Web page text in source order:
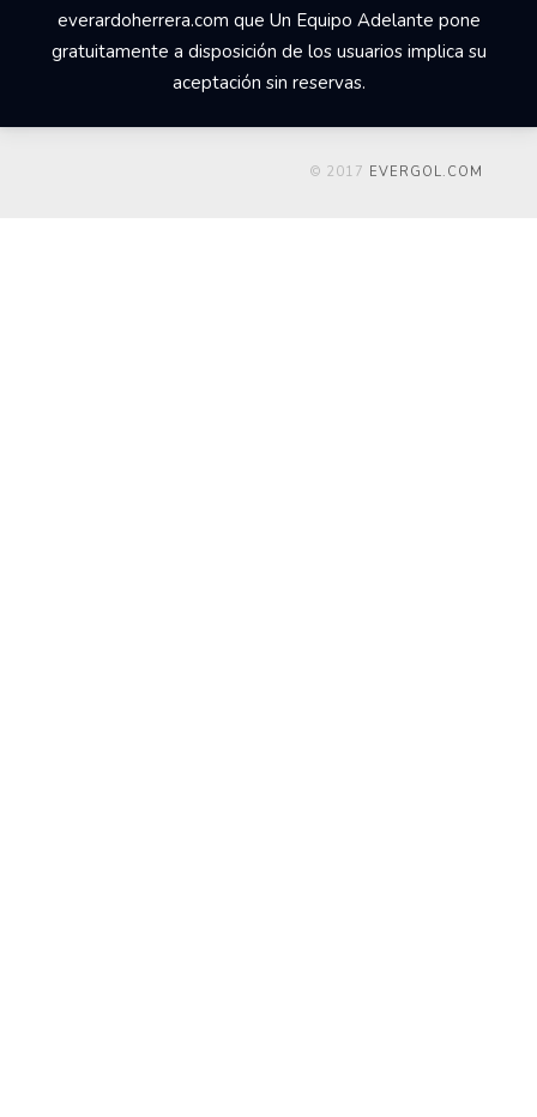
everardoherrera.com que Un Equipo Adelante pone
gratuitamente a disposición de los usuarios implica su
aceptación sin reservas.
© 2017 EVERGOL.COM